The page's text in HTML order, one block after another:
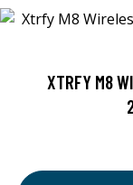
XTRFY M8